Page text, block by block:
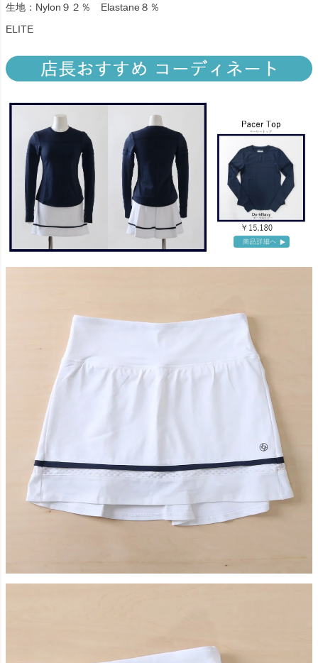
生地：Nylon９２％ Elastane８％
ELITE